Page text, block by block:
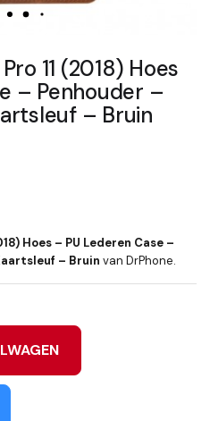
11 (2018) Hoes
– Penhouder –
– Bruin
Hoes – PU Lederen Case –
– Bruin van DrPhone.